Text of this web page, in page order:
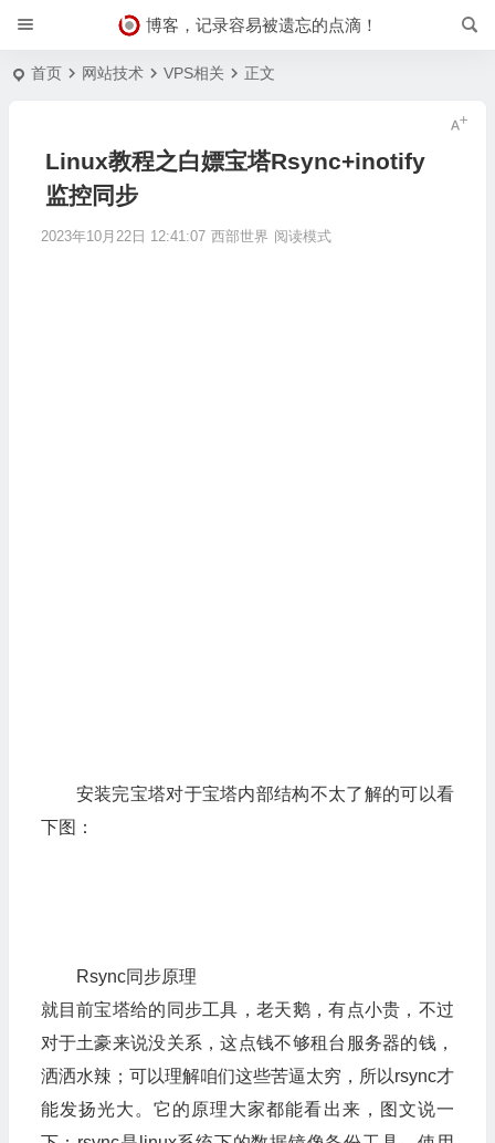
博客，记录容易被遗忘的点滴！
首页 网站技术 VPS相关 正文
Linux教程之白嫖宝塔Rsync+inotify
监控同步
2023年10月22日 12:41:07 西部世界 阅读模式
安装完宝塔对于宝塔内部结构不太了解的可以看
下图：
Rsync同步原理
就目前宝塔给的同步工具，老天鹅，有点小贵，不过
对于土豪来说没关系，这点钱不够租台服务器的钱，
洒洒水辣；可以理解咱们这些苦逼太穷，所以rsync才
能发扬光大。它的原理大家都能看出来，图文说一